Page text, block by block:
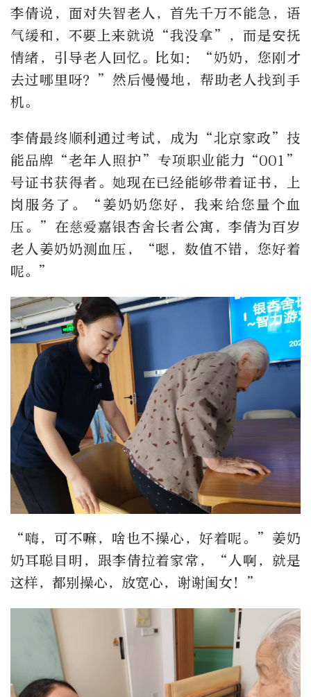
李倩说，面对失智老人，首先千万不能急，语
气缓和，不要上来就说“我没拿”，而是安抚
情绪，引导老人回忆。比如：“奶奶，您刚才
去过哪里呀？”然后慢慢地，帮助老人找到手
机。
李倩最终顺利通过考试，成为“北京家政”技
能品牌“老年人照护”专项职业能力“001”
号证书获得者。她现在已经能够带着证书，上
岗服务了。“姜奶奶您好，我来给您量个血
压。”在慈爱嘉银杏舍长者公寓，李倩为百岁
老人姜奶奶测血压，“嗯，数值不错，您好着
呢。”
“嗨，可不嘛，啥也不操心，好着呢。”姜奶
奶耳聪目明，跟李倩拉着家常，“人啊，就是
这样，都别操心，放宽心，谢谢闺女！”